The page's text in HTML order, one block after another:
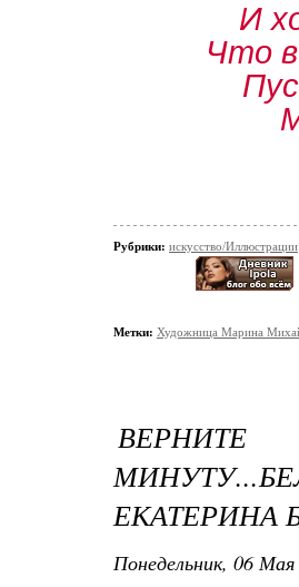
И
Что в
Рубрики: искусство/Иллюстрации
Метки: Художница Марина
ЕКАТЕРИНА
Понедельник, 06